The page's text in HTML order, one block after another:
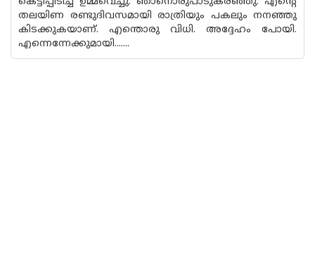
തലയിണ രണ്ടുദിവസമായി രാത്രിയും പകലും നനഞ്ഞു
കിടക്കുകയാണ്. എന്തൊരു വിധി. അദ്ദേഹം പോയി.
എന്നെന്നേക്കുമായി.......